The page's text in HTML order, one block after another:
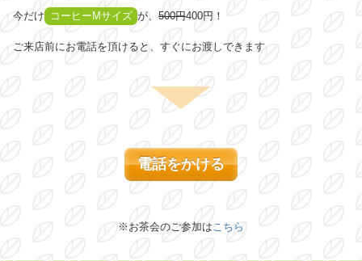
今だけ コーヒーMサイズ が、500円400円！
ご来店前にお電話を頂けると、すぐにお渡しできます
電話をかける
※お茶会のご参加はこちら